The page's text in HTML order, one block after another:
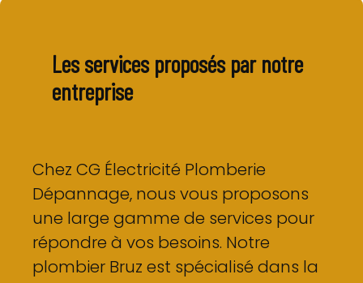
Les services proposés par notre
entreprise
Chez CG Électricité Plomberie
Dépannage, nous vous proposons
une large gamme de services pour
répondre à vos besoins. Notre
plombier Bruz est spécialisé dans la